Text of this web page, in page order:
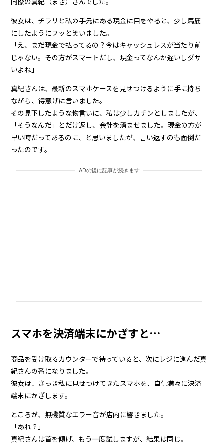
彼女は、チラリと私の手元にある現金に目をやると、少し馬鹿
にしたようにフッと笑いました。
「え、まだ現金で払ってるの？今はキャッシュレスが当たり前
じゃない。その方がスマートだし、現金ってなんか遅いしダサ
いよね」
真紀さんは、最新のスマホケースを見せつけるように手に持ち
ながら、得意げに言いました。
その見下したような物言いに、私は少しカチンとしましたが、
「そうなんだ」とだけ返し、会計を済ませました。現金の方が
早い時だってあるのに、と思いましたが、言い返すのも面倒だ
ったのです。
ADの後に記事が続きます
スマホを決済端末にかざすと…
商品を受け取るカウンターで待っていると、次にレジに進んだ真
紀さんの番になりました。
彼女は、さっき私に見せつけてきたスマホを、自信満々に決済
端末にかざします。
ところが、無機質なエラー音が店内に響きました。
「あれ？」
真紀さんは首を傾げ、もう一度試しますが、結果は同じ。